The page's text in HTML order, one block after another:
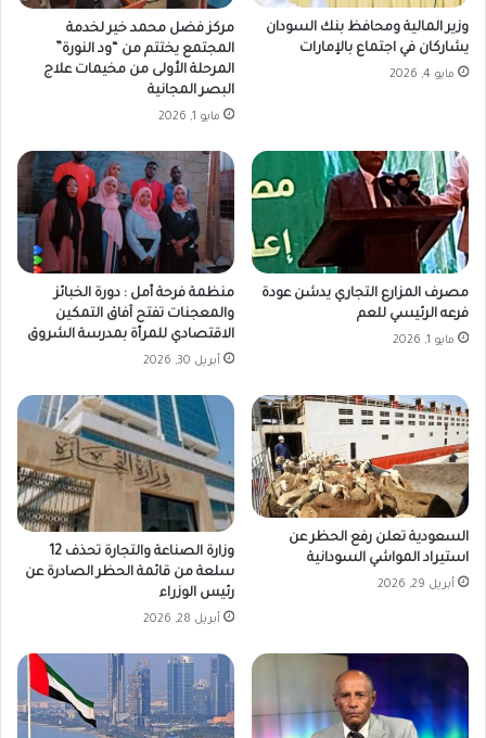
وزير المالية ومحافظ بنك السودان
يشاركان في اجتماع بالإمارات
مايو 4, 2026
مركز فضل محمد خير لخدمة
المجتمع يختتم من “ود النورة”
المرحلة الأولى من مخيمات علاج
البصر المجانية
مايو 1, 2026
مصرف المزارع التجاري يدشن عودة
فرعه الرئيسي للعم
مايو 1, 2026
منظمة فرحة أمل : دورة الخبائز
والمعجنات تفتح آفاق التمكين
الاقتصادي للمرأة بمدرسة الشروق
أبريل 30, 2026
السعودية تعلن رفع الحظر عن
استيراد المواشي السودانية
أبريل 29, 2026
وزارة الصناعة والتجارة تحذف 12
سلعة من قائمة الحظر الصادرة عن
رئيس الوزراء
أبريل 28, 2026